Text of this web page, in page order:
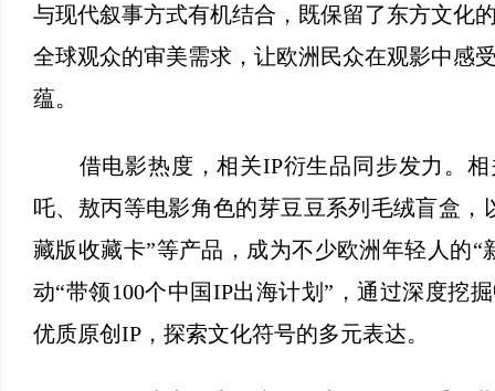
与现代叙事方式有机结合，既保留了东方文化
全球观众的审美需求，让欧洲民众在观影中感
蕴。
借电影热度，相关IP衍生品同步发力。相
吒、敖丙等电影角色的芽豆豆系列毛绒盲盒，
藏版收藏卡”等产品，成为不少欧洲年轻人的“
动“带领100个中国IP出海计划”，通过深度挖
优质原创IP，探索文化符号的多元表达。